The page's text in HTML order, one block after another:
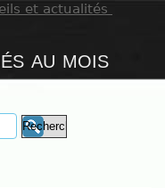
et actualités
au mois